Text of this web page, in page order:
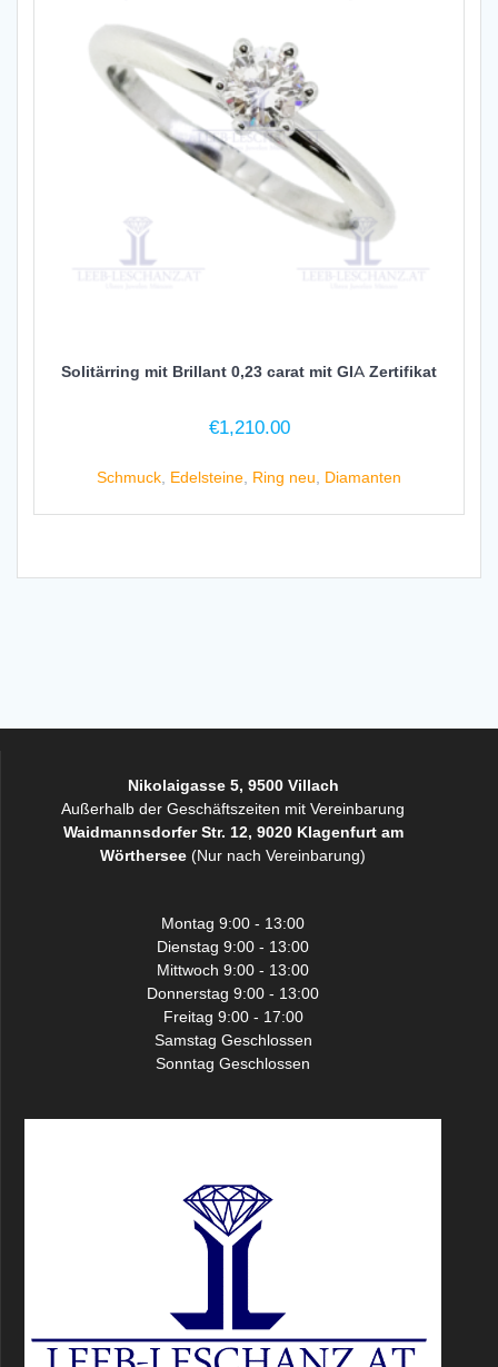
Solitärring mit Brillant 0,23 carat mit GIA Zertifikat
€1,210.00
Schmuck, Edelsteine, Ring neu, Diamanten
Nikolaigasse 5, 9500 Villach
Außerhalb der Geschäftszeiten mit Vereinbarung
Waidmannsdorfer Str. 12, 9020 Klagenfurt am
Wörthersee (Nur nach Vereinbarung)
Montag 9:00 - 13:00
Dienstag 9:00 - 13:00
Mittwoch 9:00 - 13:00
Donnerstag 9:00 - 13:00
Freitag 9:00 - 17:00
Samstag Geschlossen
Sonntag Geschlossen